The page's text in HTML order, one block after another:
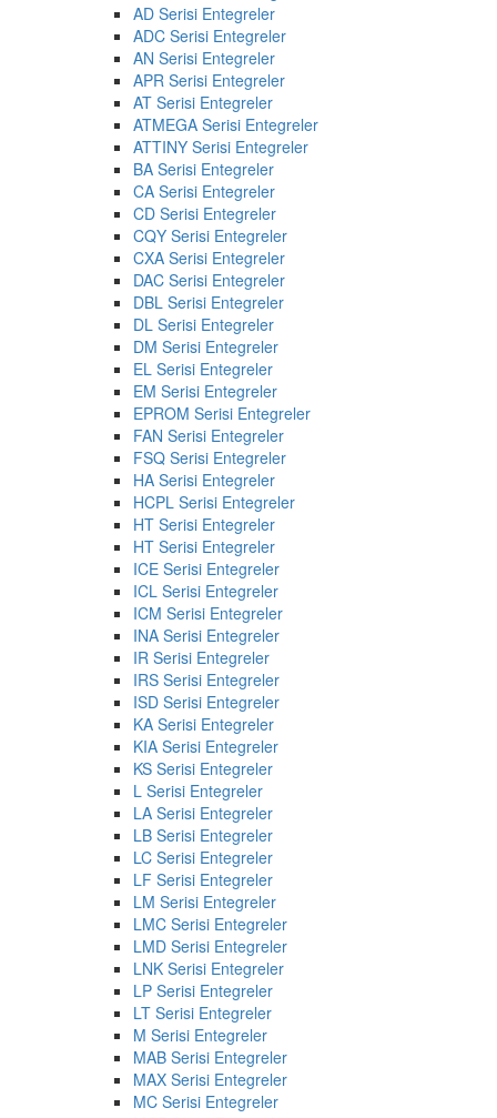
AD Serisi Entegreler
ADC Serisi Entegreler
AN Serisi Entegreler
APR Serisi Entegreler
AT Serisi Entegreler
ATMEGA Serisi Entegreler
ATTINY Serisi Entegreler
BA Serisi Entegreler
CA Serisi Entegreler
CD Serisi Entegreler
CQY Serisi Entegreler
CXA Serisi Entegreler
DAC Serisi Entegreler
DBL Serisi Entegreler
DL Serisi Entegreler
DM Serisi Entegreler
EL Serisi Entegreler
EM Serisi Entegreler
EPROM Serisi Entegreler
FAN Serisi Entegreler
FSQ Serisi Entegreler
HA Serisi Entegreler
HCPL Serisi Entegreler
HT Serisi Entegreler
HT Serisi Entegreler
ICE Serisi Entegreler
ICL Serisi Entegreler
ICM Serisi Entegreler
INA Serisi Entegreler
IR Serisi Entegreler
IRS Serisi Entegreler
ISD Serisi Entegreler
KA Serisi Entegreler
KIA Serisi Entegreler
KS Serisi Entegreler
L Serisi Entegreler
LA Serisi Entegreler
LB Serisi Entegreler
LC Serisi Entegreler
LF Serisi Entegreler
LM Serisi Entegreler
LMC Serisi Entegreler
LMD Serisi Entegreler
LNK Serisi Entegreler
LP Serisi Entegreler
LT Serisi Entegreler
M Serisi Entegreler
MAB Serisi Entegreler
MAX Serisi Entegreler
MC Serisi Entegreler